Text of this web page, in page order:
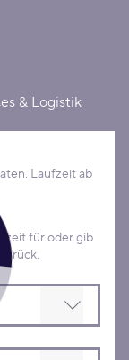
& Logistik
Laufzeit ab
oder gib
es nach Zahlung einer Schlussrate von zurück.